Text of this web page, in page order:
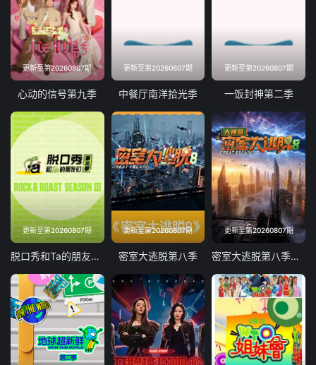
更新至第20260807期
心动的信号第九季
更新至第20260807期
中餐厅南洋拾光季
更新至第20260807期
一饭封神第二季
更新至第20260807期
脱口秀和Ta的朋友们第三季
更新至第20260807期
密室大逃脱第八季
更新至第20260807期
密室大逃脱第八季大神版